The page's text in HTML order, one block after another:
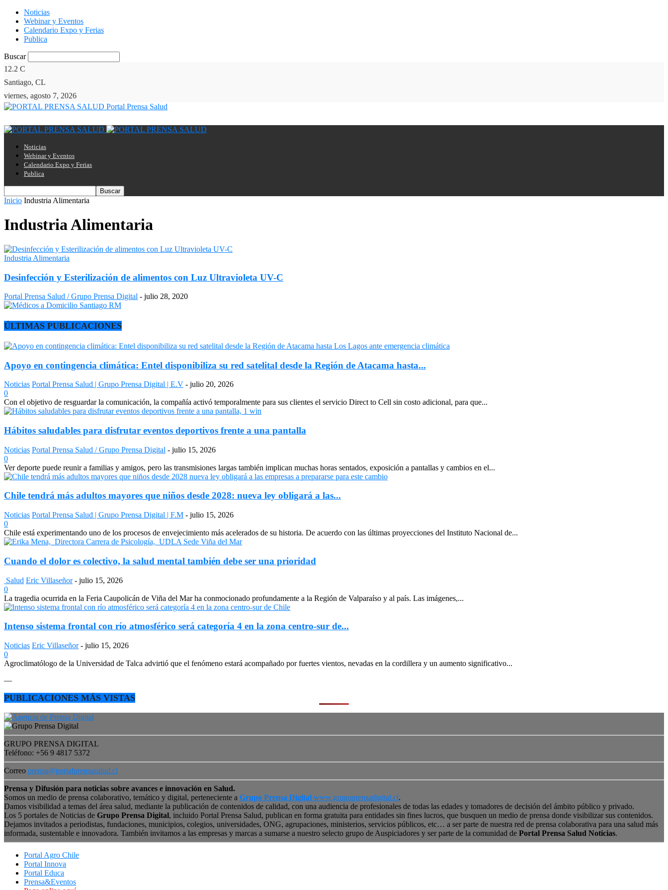
Noticias
Webinar y Eventos
Calendario Expo y Ferias
Publica
Buscar
12.2 C
Santiago, CL
viernes, agosto 7, 2026
Portal Prensa Salud
Noticias
Webinar y Eventos
Calendario Expo y Ferias
Publica
Inicio Industria Alimentaria
Industria Alimentaria
Industria Alimentaria
Desinfección y Esterilización de alimentos con Luz Ultravioleta UV-C
Portal Prensa Salud / Grupo Prensa Digital - julio 28, 2020
ÚLTIMAS PUBLICACIONES
Apoyo en contingencia climática: Entel disponibiliza su red satelital desde la Región de Atacama hasta...
Noticias Portal Prensa Salud | Grupo Prensa Digital | E.V - julio 20, 2026
0
Con el objetivo de resguardar la comunicación, la compañía activó temporalmente para sus clientes el servicio Direct to Cell sin costo adicional, para que...
Hábitos saludables para disfrutar eventos deportivos frente a una pantalla
Noticias Portal Prensa Salud / Grupo Prensa Digital - julio 15, 2026
0
Ver deporte puede reunir a familias y amigos, pero las transmisiones largas también implican muchas horas sentados, exposición a pantallas y cambios en el...
Chile tendrá más adultos mayores que niños desde 2028: nueva ley obligará a las...
Noticias Portal Prensa Salud | Grupo Prensa Digital | F.M - julio 15, 2026
0
Chile está experimentando uno de los procesos de envejecimiento más acelerados de su historia. De acuerdo con las últimas proyecciones del Instituto Nacional de...
Cuando el dolor es colectivo, la salud mental también debe ser una prioridad
Salud Eric Villaseñor - julio 15, 2026
0
La tragedia ocurrida en la Feria Caupolicán de Viña del Mar ha conmocionado profundamente a la Región de Valparaíso y al país. Las imágenes,...
Intenso sistema frontal con río atmosférico será categoría 4 en la zona centro-sur de...
Noticias Eric Villaseñor - julio 15, 2026
0
Agroclimatólogo de la Universidad de Talca advirtió que el fenómeno estará acompañado por fuertes vientos, nevadas en la cordillera y un aumento significativo...
—
PUBLICACIONES MÁS VISTAS
GRUPO PRENSA DIGITAL
Teléfono: +56 9 4817 5372
Correo prensa@portalprensasalud.cl
Prensa y Difusión para noticias sobre avances e innovación en Salud.
Somos un medio de prensa colaborativo, temático y digital, perteneciente a Grupo Prensa Digital www.grupoprensadigital.cl.
Damos visibilidad a temas del área salud, mediante la publicación de contenidos de calidad, con una audiencia de profesionales de todas las edades y tomadores de decisión del ámbito público y privado.
Los 5 portales de Noticias de Grupo Prensa Digital, incluido Portal Prensa Salud, publican en forma gratuita para entidades sin fines lucros, que busquen un medio de prensa donde visibilizar sus contenidos.
Dejamos invitados a periodistas, fundaciones, municipios, colegios, universidades, ONG, agrupaciones, ministerios, servicios públicos, etc… a ser parte de nuestra red de prensa colaborativa para una salud más
informada, sustentable e innovadora. También invitamos a las empresas y marcas a sumarse a nuestro selecto grupo de Auspiciadores y ser parte de la comunidad de Portal Prensa Salud Noticias.
Portal Agro Chile
Portal Innova
Portal Educa
Prensa&Eventos